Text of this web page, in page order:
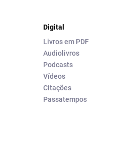
Digital
Livros em PDF
Audiolivros
Podcasts
Vídeos
Citações
Passatempos